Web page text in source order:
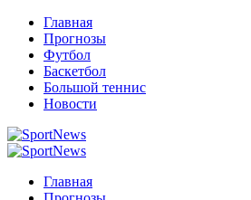
Перейти
содержимому
Главная
Прогнозы
Футбол
Баскетбол
Большой теннис
Новости
Primary
Главная